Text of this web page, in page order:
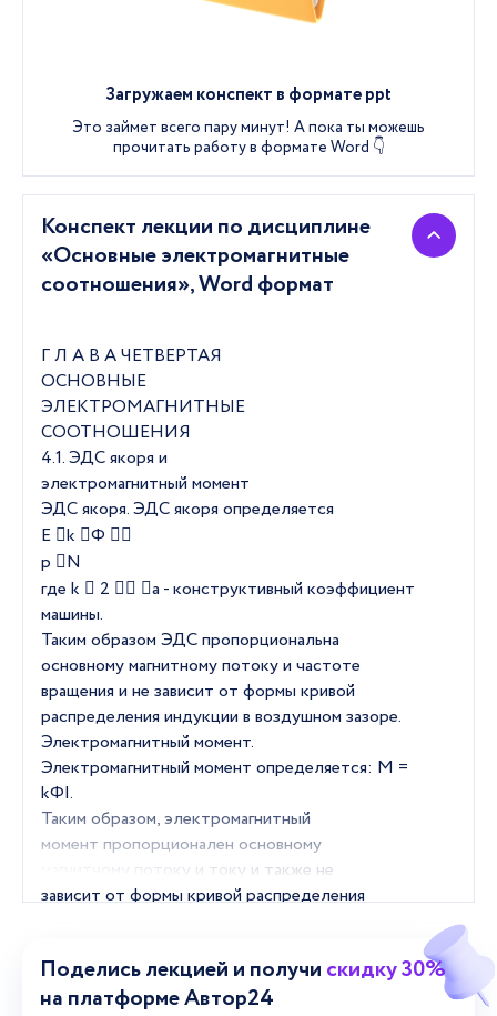
Загружаем конспект в формате ppt
Это займет всего пару минут! А пока ты можешь
прочитать работу в формате Word 👇
Конспект лекции по дисциплине
«Основные электромагнитные
соотношения»,Word формат
Поделись лекцией и получи скидку 30%
на платформе Автор24